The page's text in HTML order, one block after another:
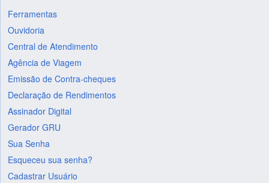
Ferramentas
Ouvidoria
Central de Atendimento
Agência de Viagem
Emissão de Contra-cheques
Declaração de Rendimentos
Assinador Digital
Gerador GRU
Sua Senha
Esqueceu sua senha?
Cadastrar Usuário